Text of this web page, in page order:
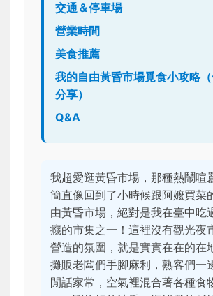
交通＆停車場
營業時間
美食推薦
我的自由黃昏市場覓食小攻略
分享）
Q&A
我超愛逛黃昏市場，那種熱鬧喧
簡直像回到了小時候跟阿嬤買菜
由黃昏市場，絕對是我在臺中吃
癮的市集之一！這裡沒有觀光夜
營造的氛圍，就是實實在在的在
攤販老闆們手腳麻利，熟客們一
閒話家常，空氣裡混合著各種食